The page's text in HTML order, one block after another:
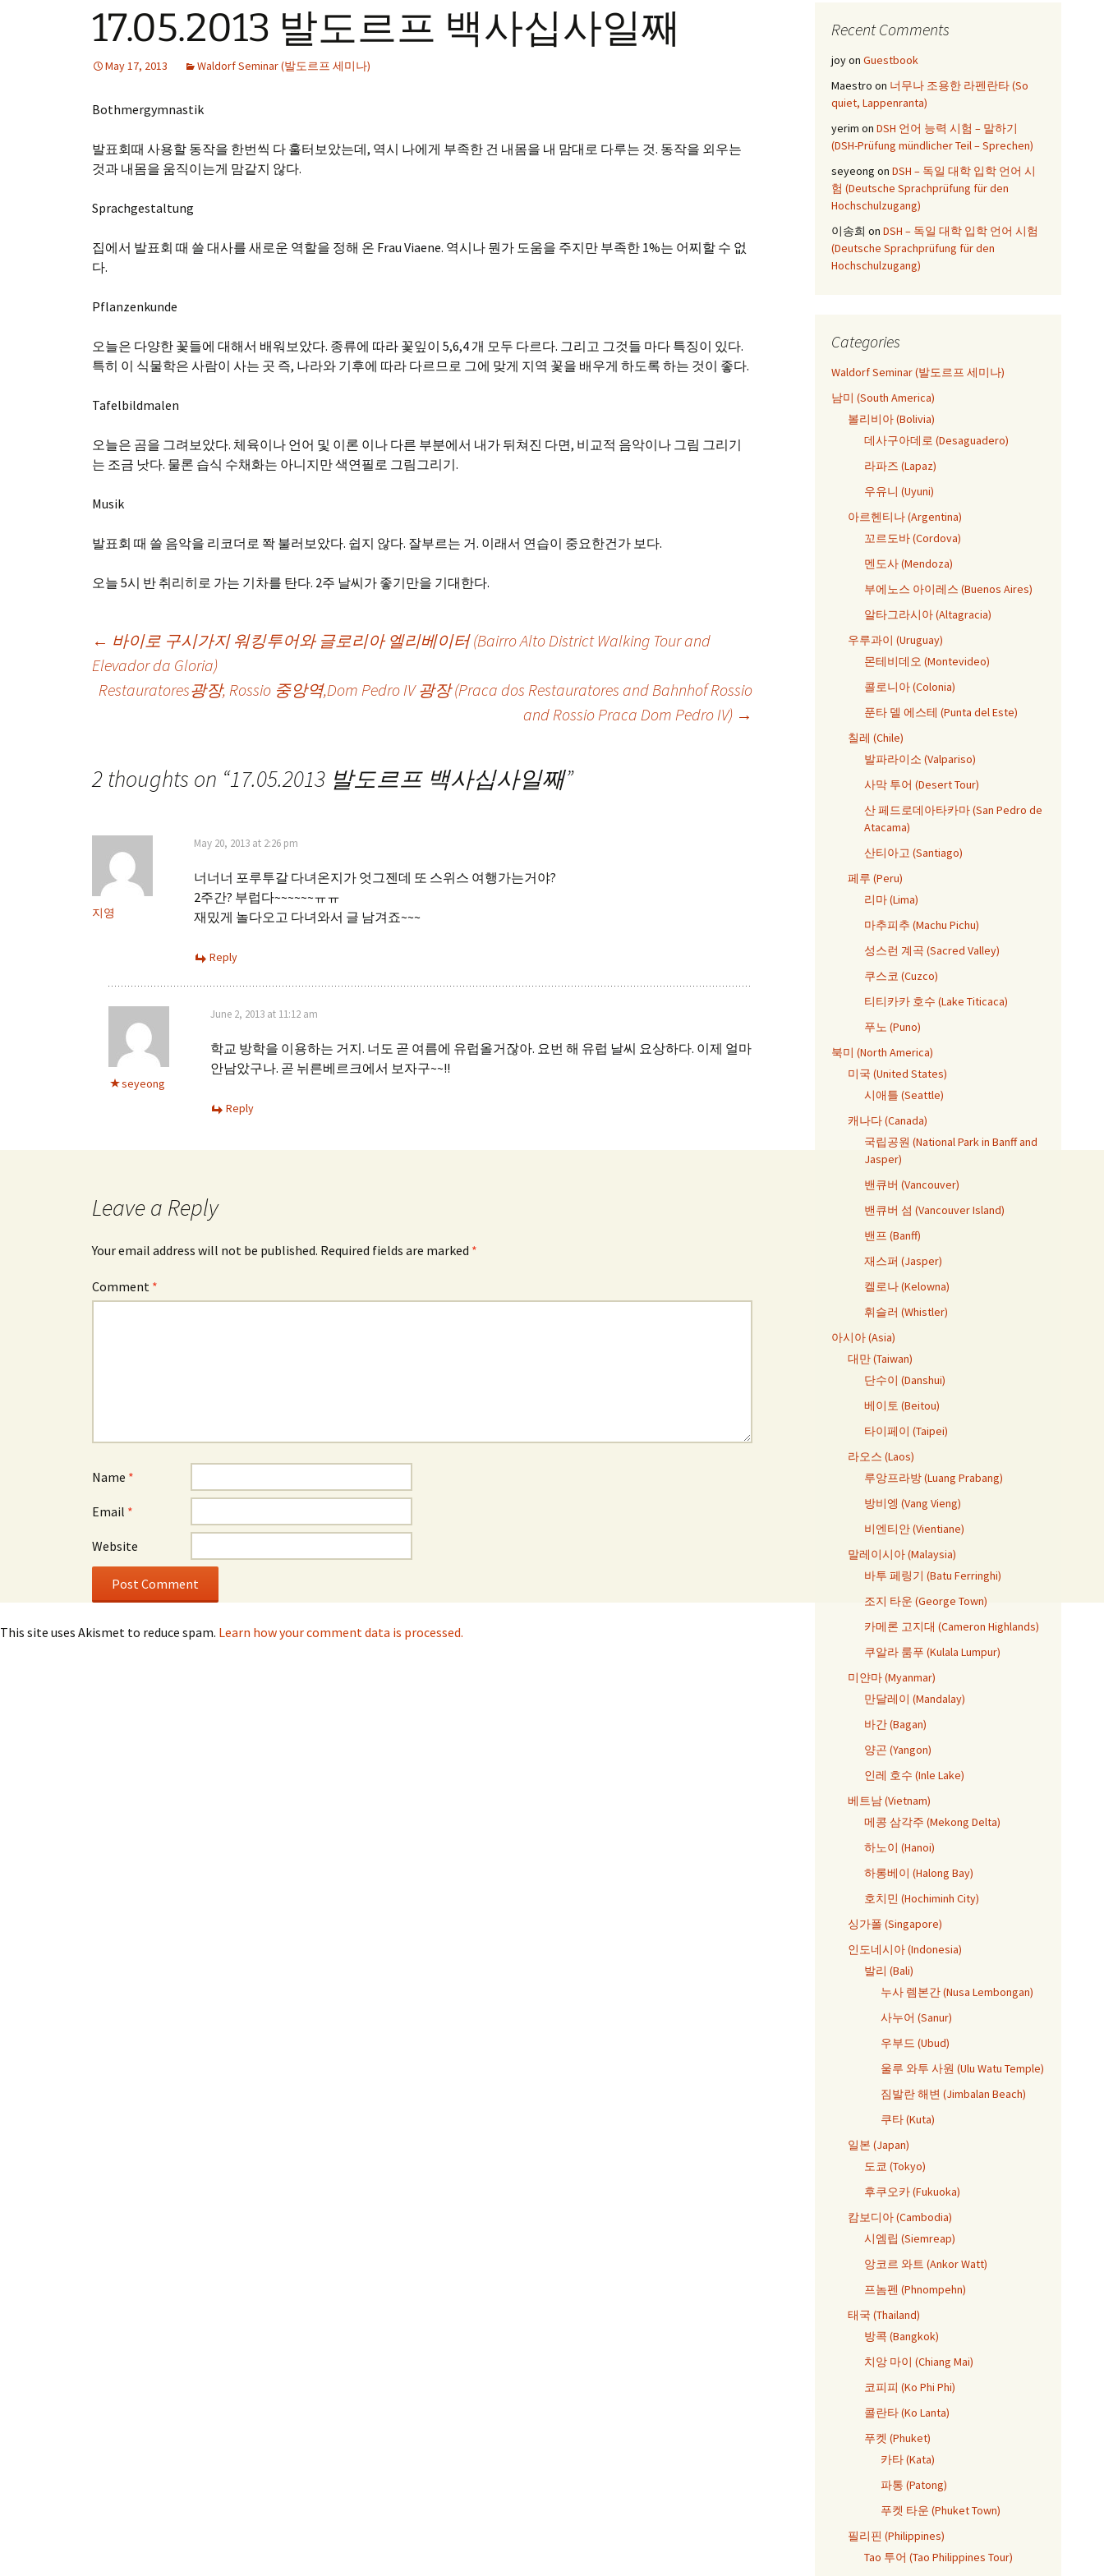
17.05.2013 발도르프 백사십사일째
May 17, 2013 Waldorf Seminar (발도르프 세미나)
Bothmergymnastik
발표회때 사용할 동작을 한번씩 다 훌터보았는데, 역시 나에게 부족한 건 내몸을 내 맘대로 다루는 것. 동작을 외우는
것과 내몸을 움직이는게 맘같지 않다.
Sprachgestaltung
집에서 발표회 때 쓸 대사를 새로운 역할을 정해 온 Frau Viaene. 역시나 뭔가 도움을 주지만 부족한 1%는 어찌할 수 없
다.
Pflanzenkunde
오늘은 다양한 꽃들에 대해서 배워보았다. 종류에 따라 꽃잎이 5,6,4 개 모두 다르다. 그리고 그것들 마다 특징이 있다.
특히 이 식물학은 사람이 사는 곳 즉, 나라와 기후에 따라 다르므로 그에 맞게 지역 꽃을 배우게 하도록 하는 것이 좋다.
Tafelbildmalen
오늘은 곰을 그려보았다. 체육이나 언어 및 이론 이나 다른 부분에서 내가 뒤쳐진 다면, 비교적 음악이나 그림 그리기
는 조금 낫다. 물론 습식 수채화는 아니지만 색연필로 그림그리기.
Musik
발표회 때 쓸 음악을 리코더로 쫙 불러보았다. 쉽지 않다. 잘부르는 거. 이래서 연습이 중요한건가 보다.
오늘 5시 반 취리히로 가는 기차를 탄다. 2주 날씨가 좋기만을 기대한다.
navigation
← 바이로 구시가지 워킹투어와 글로리아 엘리베이터 (Bairro Alto District Walking Tour and
Elevador da Gloria)
Restauratores광장, Rossio 중앙역,Dom Pedro IV 광장 (Praca dos Restauratores and Bahnhof Rossio
and Rossio Praca Dom Pedro IV) →
2 thoughts on “17.05.2013 발도르프 백사십사일째”
지영
May 20, 2013 at 2:26 pm
너너너 포루투갈 다녀온지가 엇그젠데 또 스위스 여행가는거야?
2주간? 부럽다~~~~~~ㅠㅠ
재밌게 놀다오고 다녀와서 글 남겨죠~~~
Reply
seyeong
June 2, 2013 at 11:12 am
학교 방학을 이용하는 거지. 너도 곧 여름에 유럽올거잖아. 요번 해 유럽 날씨 요상하다. 이제 얼마
안남았구나. 곧 뉘른베르크에서 보자구~~!!
Reply
Leave a Reply
Your email address will not be published. Required fields are marked *
Comment *
Name *
Email *
Website
This site uses Akismet to reduce spam. Learn how your comment data is processed.
Recent Comments
joyon Guestbook
Maestro on 너무나 조용한 라펜란타 (So
quiet, Lappenranta)
yerim on DSH 언어 능력 시험 – 말하기
(DSH-Prüfung mündlicher Teil – Sprechen)
seyeong on DSH – 독일 대학 입학 언어 시
험 (Deutsche Sprachprüfung für den
Hochschulzugang)
이송희 on DSH – 독일 대학 입학 언어 시험
(Deutsche Sprachprüfung für den
Hochschulzugang)
Categories
Waldorf Seminar (발도르프 세미나)
남미 (South America)
볼리비아 (Bolivia)
데사구아데로 (Desaguadero)
라파즈 (Lapaz)
우유니 (Uyuni)
아르헨티나 (Argentina)
꼬르도바 (Cordova)
멘도사 (Mendoza)
부에노스 아이레스 (Buenos Aires)
알타그라시아 (Altagracia)
우루과이 (Uruguay)
몬테비데오 (Montevideo)
콜로니아 (Colonia)
푼타 델 에스테 (Punta del Este)
칠레 (Chile)
발파라이소 (Valpariso)
사막 투어 (Desert Tour)
산 페드로데아타카마 (San Pedro de
Atacama)
산티아고 (Santiago)
페루 (Peru)
리마 (Lima)
마추피추 (Machu Pichu)
성스런 계곡 (Sacred Valley)
쿠스코 (Cuzco)
티티카카 호수 (Lake Titicaca)
푸노 (Puno)
북미 (North America)
미국 (United States)
시애틀 (Seattle)
캐나다 (Canada)
국립공원 (National Park in Banff and
Jasper)
밴큐버 (Vancouver)
밴큐버 섬 (Vancouver Island)
밴프 (Banff)
재스퍼 (Jasper)
켈로나 (Kelowna)
휘슬러 (Whistler)
아시아 (Asia)
대만 (Taiwan)
단수이 (Danshui)
베이토 (Beitou)
타이페이 (Taipei)
라오스 (Laos)
루앙프라방 (Luang Prabang)
방비엥 (Vang Vieng)
비엔티안 (Vientiane)
말레이시아 (Malaysia)
바투 페링기 (Batu Ferringhi)
조지 타운 (George Town)
카메론 고지대 (Cameron Highlands)
쿠알라 룸푸 (Kulala Lumpur)
미얀마 (Myanmar)
만달레이 (Mandalay)
바간 (Bagan)
양곤 (Yangon)
인레 호수 (Inle Lake)
베트남 (Vietnam)
메콩 삼각주 (Mekong Delta)
하노이 (Hanoi)
하롱베이 (Halong Bay)
호치민 (Hochiminh City)
싱가폴 (Singapore)
인도네시아 (Indonesia)
발리 (Bali)
누사 렘본간 (Nusa Lembongan)
사누어 (Sanur)
우부드 (Ubud)
울루 와투 사원 (Ulu Watu Temple)
짐발란 해변 (Jimbalan Beach)
쿠타 (Kuta)
일본 (Japan)
도쿄 (Tokyo)
후쿠오카 (Fukuoka)
캄보디아 (Cambodia)
시엠립 (Siemreap)
앙코르 와트 (Ankor Watt)
프놈펜 (Phnompehn)
태국 (Thailand)
방콕 (Bangkok)
치앙 마이 (Chiang Mai)
코피피 (Ko Phi Phi)
콜란타 (Ko Lanta)
푸켓 (Phuket)
카타 (Kata)
파통 (Patong)
푸켓 타운 (Phuket Town)
필리핀 (Philippines)
Tao 투어 (Tao Philippines Tour)